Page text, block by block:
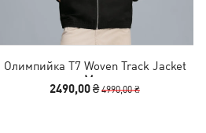
Олимпийка T7 Woven Track Jacket
Men
2490,00 ₴4990,00 ₴